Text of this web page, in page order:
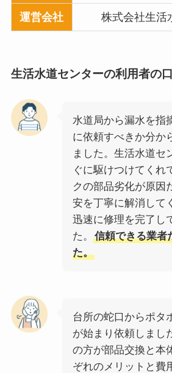
運営会社 株式会社生活
生活水道センターの利用者の
水道局から漏水を指
に依頼すべきか分か
ました。生活水道セ
ぐに駆けつけてくれ
クの部品劣化が原因
安を丁寧に解消して
迅速に修理を完了し
た。
信頼できる業者
た。
台所の蛇口からポタ
が始まり依頼しまし
の方が部品交換と本
ぞれのメリットと費